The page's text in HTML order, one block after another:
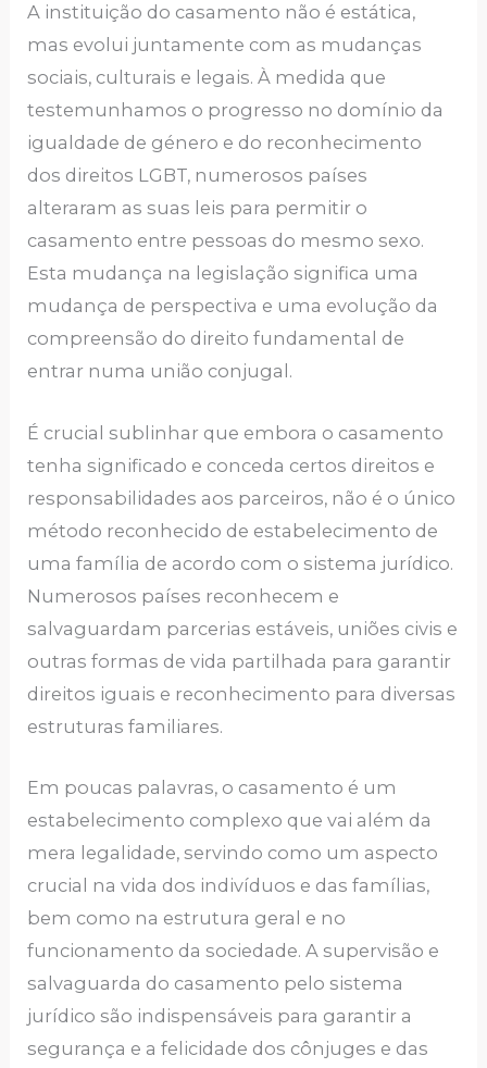
A instituição do casamento não é estática,
mas evolui juntamente com as mudanças
sociais, culturais e legais. À medida que
testemunhamos o progresso no domínio da
igualdade de género e do reconhecimento
dos direitos LGBT, numerosos países
alteraram as suas leis para permitir o
casamento entre pessoas do mesmo sexo.
Esta mudança na legislação significa uma
mudança de perspectiva e uma evolução da
compreensão do direito fundamental de
entrar numa união conjugal.
É crucial sublinhar que embora o casamento
tenha significado e conceda certos direitos e
responsabilidades aos parceiros, não é o único
método reconhecido de estabelecimento de
uma família de acordo com o sistema jurídico.
Numerosos países reconhecem e
salvaguardam parcerias estáveis, uniões civis e
outras formas de vida partilhada para garantir
direitos iguais e reconhecimento para diversas
estruturas familiares.
Em poucas palavras, o casamento é um
estabelecimento complexo que vai além da
mera legalidade, servindo como um aspecto
crucial na vida dos indivíduos e das famílias,
bem como na estrutura geral e no
funcionamento da sociedade. A supervisão e
salvaguarda do casamento pelo sistema
jurídico são indispensáveis ​​para garantir a
segurança e a felicidade dos cônjuges e das